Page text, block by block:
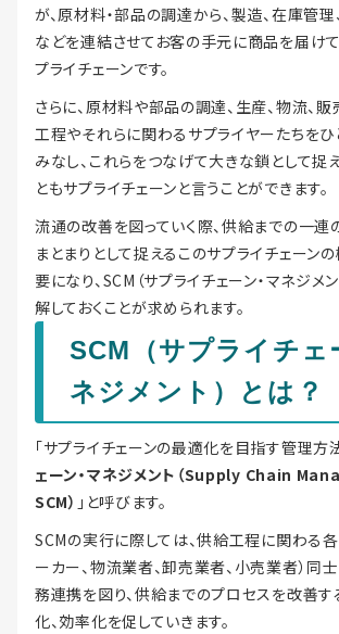
が、原材料・部品の調達から、製造、在庫管
などを連結させてお客の手元に商品を届け
プライチェーンです。
さらに、原材料や部品の調達、生産、物流、
工程やそれらに関わるサプライヤーたちを
みなし、これらをつなげて大きな鎖として捉
ともサプライチェーンと言うことができます。
流通の改善を図っていく際、供給までの一連
まとまりとして捉えるこのサプライチェーン
要になり、SCM（サプライチェーン・マネジメ
解しておくことが求められます。
SCM（サプライチェ
ネジメント）とは？
「サプライチェーンの最適化を目指す管理方法
ェーン・マネジメント（Supply Chain
SCM） 」と呼びます。
SCMの実行に際しては、供給工程に関わる各
ーカー、物流業者、卸売業者、小売業者）同
務連携を図り、供給までのプロセスを改善す
化、効率化を促していきます。